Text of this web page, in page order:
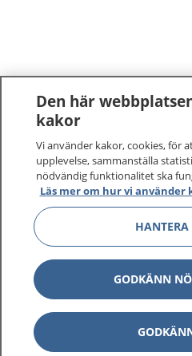
1177–tryggt om
På 1177.se får du råd om
sjukdomar och vilka
Logga in för att läsa din
vårdärenden. Ring
Den här
kakor
Vi använder kakor, cookies, för
upplevelse, sammanställa
nödvändig funktionalitet ska
Läs mer om hur vi använder
HANTERA
GODKÄNN